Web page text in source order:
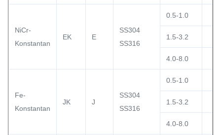
NiCr-
Konstantan
EK E
SS304
SS316
0.5-1.0
1.5-3.2
4.0-8.0
Fe-
Konstantan
JK J
SS304
SS316
0.5-1.0
1.5-3.2
4.0-8.0